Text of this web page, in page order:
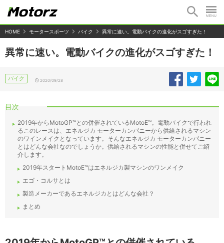
HOME モータースポーツ バイク 異常に速い。電動バイクの進化がスゴすぎた！
異常に速い。電動バイクの進化がスゴすぎた！
バイク 2020/09/28
目次
2019年からMotoGP™との併催されているMotoE™️。電動バイクで行われ
るこのレースは、エネルジカ モーターカンパニーから供給されるマシン
のワインメイクとなっています。そんなエネルジカ モーターカンパニー
とはどんな会社なのでしょうか。供給されるマシンの性能と併せてご紹
介します。
2019年スタートMotoE™️はエネルジカ製マシンのワンメイク
エゴ・コルサとは
製造メーカーであるエネルジカとはどんな会社？
まとめ